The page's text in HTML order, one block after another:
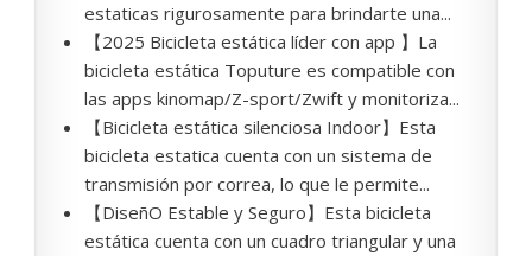
estaticas rigurosamente para brindarte una...
【2025 Bicicleta estática líder con app 】La
bicicleta estática Toputure es compatible con
las apps kinomap/Z-sport/Zwift y monitoriza...
【Bicicleta estática silenciosa Indoor】Esta
bicicleta estatica cuenta con un sistema de
transmisión por correa, lo que le permite...
【DiseñO Estable y Seguro】Esta bicicleta
estática cuenta con un cuadro triangular y una